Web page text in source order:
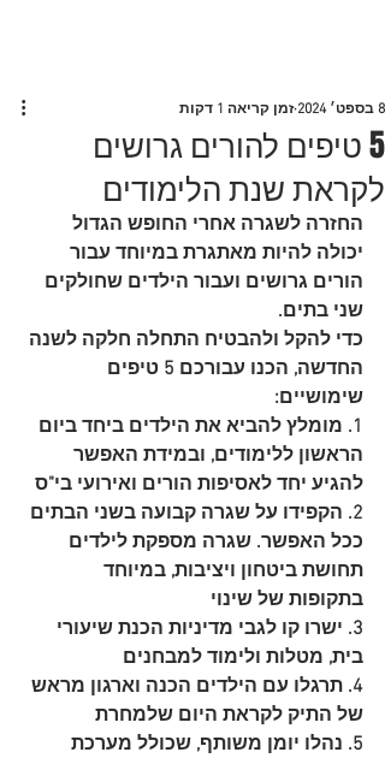
5 טיפים להורים גרושים
לקראת שנת הלימודים
8 בספט׳ 2024 זמן קריאה 1 דקות
החזרה לשגרה אחרי החופש הגדול
יכולה להיות מאתגרת במיוחד עבור
הורים גרושים ועבור הילדים שחולקים
שני בתים.
כדי להקל ולהבטיח התחלה חלקה לשנה
החדשה, הכנו עבורכם 5 טיפים
שימושיים:
1. מומלץ להביא את הילדים ביחד ביום
הראשון ללימודים, ובמידת האפשר
להגיע יחד לאסיפות הורים ואירועי בי"ס
2. הקפידו על שגרה קבועה בשני הבתים
ככל האפשר. שגרה מספקת לילדים
תחושת ביטחון ויציבות, במיוחד
בתקופות של שינוי
3. ישרו קו לגבי מדיניות הכנת שיעורי
בית, מטלות ולימוד למבחנים
4. תרגלו עם הילדים הכנה וארגון מראש
של התיק לקראת היום שלמחרת
5. נהלו יומן משותף, שכולל מערכת